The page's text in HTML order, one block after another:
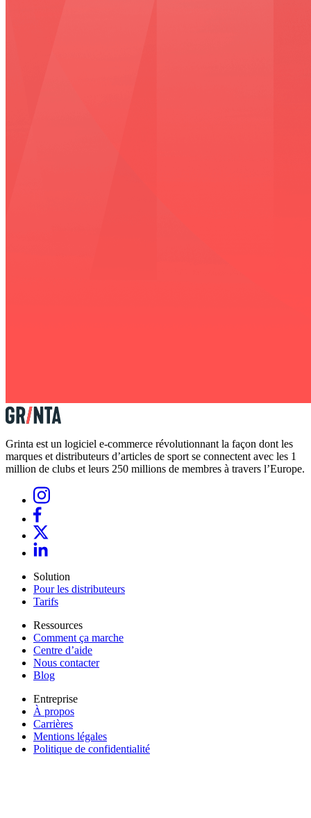
Grinta est un logiciel e-commerce révolutionnant la façon dont les
marques et distributeurs d’articles de sport se connectent avec les 1
million de clubs et leurs 250 millions de membres à travers l’Europe.
Solution
Pour les distributeurs
Tarifs
Ressources
Comment ça marche
Centre d’aide
Nous contacter
Blog
Entreprise
À propos
Carrières
Mentions légales
Politique de confidentialité